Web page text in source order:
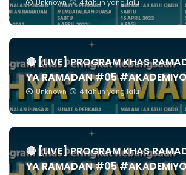
Unknown 4 tahun yang lalu
🔴 [LIVE] PROGRAM KHAS
YA RAMADAN #05
Unknown 4 tahun yang lalu
🔴 [LIVE] PROGRAM KHAS
YA RAMADAN #05